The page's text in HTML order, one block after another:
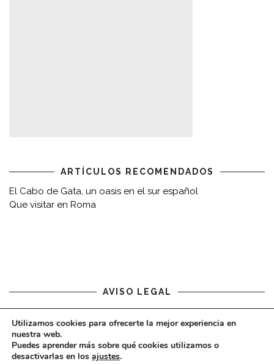
ARTÍCULOS RECOMENDADOS
El Cabo de Gata, un oasis en el sur español
Que visitar en Roma
AVISO LEGAL
Aviso legal
Utilizamos cookies para ofrecerte la mejor experiencia en
nuestra web.
Puedes aprender más sobre qué cookies utilizamos o
desactivarlas en los ajustes.